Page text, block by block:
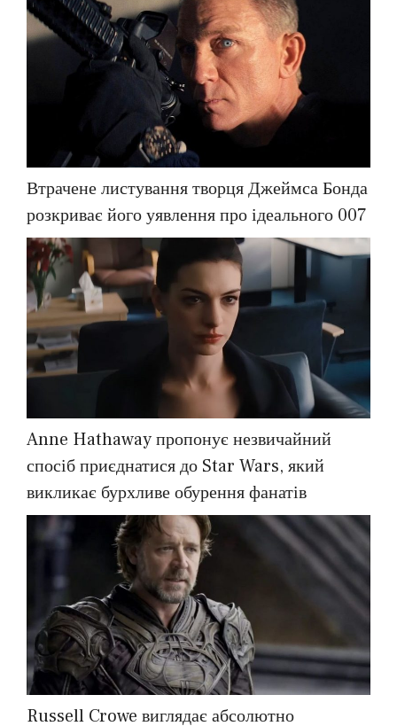
Втрачене листування творця Джеймса Бонда
розкриває його уявлення про ідеального 007
Anne Hathaway пропонує незвичайний
спосіб приєднатися до Star Wars, який
викликає бурхливе обурення фанатів
Russell Crowe виглядає абсолютно